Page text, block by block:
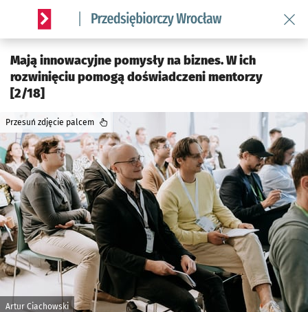
Serwis informacyjny wroclaw.pl podserwis: Strategia
Mają innowacyjne pomysły na biznes. W ich
rozwinięciu pomogą doświadczeni mentorzy
[2/18]
Artur Ciachowski
Przesuń zdjęcie palcem